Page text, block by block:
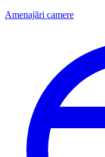
Amenajări camere